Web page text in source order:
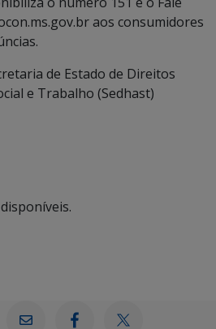
aos consumidores
de Estado de Direitos
e Trabalho (Sedhast)